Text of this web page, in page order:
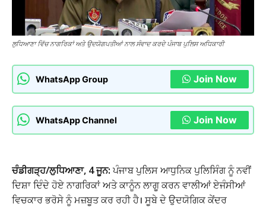
ਲੁਧਿਆਣਾ ਵਿੱਚ ਨਾਗਰਿਕਾਂ ਅਤੇ ਉਦਯੋਗਪਤੀਆਂ ਨਾਲ ਸੰਵਾਦ ਕਰਦੇ ਪੰਜਾਬ ਪੁਲਿਸ ਅਧਿਕਾਰੀ
WhatsApp Group Join Now
WhatsApp Channel Join Now
ਚੰਡੀਗੜ੍ਹ/ਲੁਧਿਆਣਾ, 4 ਜੂਨ:ਪੰਜਾਬ ਪੁਲਿਸ ਆਧੁਨਿਕ ਪੁਲਿਸਿੰਗ ਨੂੰ ਨਵੀਂ
ਦਿਸ਼ਾ ਦਿੰਦੇ ਹੋਏ ਨਾਗਰਿਕਾਂ ਅਤੇ ਕਾਨੂੰਨ ਲਾਗੂ ਕਰਨ ਵਾਲੀਆਂ ਏਜੰਸੀਆਂ
ਵਿਚਕਾਰ ਭਰੋਸੇ ਨੂੰ ਮਜ਼ਬੂਤ ਕਰ ਰਹੀ ਹੈ। ਸੂਬੇ ਦੇ ਉਦਯੋਗਿਕ ਕੇਂਦਰ